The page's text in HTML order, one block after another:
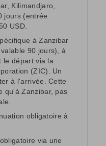
Kilimandjaro,
jours (entrée
USD.
à Zanzibar
90 jours), à
le départ via la
(ZIC). Un
à l'arrivée. Cette
qu'à Zanzibar, pas
obligatoire à
via une